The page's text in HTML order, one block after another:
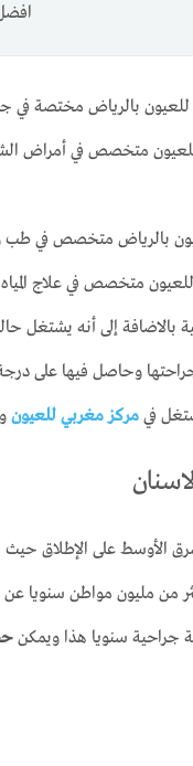
للعيون بالرياض مختصة
متخصص في أمراض
بالرياض متخصص في طب
متخصص في علاج
إلى أنه يشتغل
وحاصل فيها على درجة
في مركز مغربي للعيون
على الإطلاق حيث
من مليون مواطن سنويا عن